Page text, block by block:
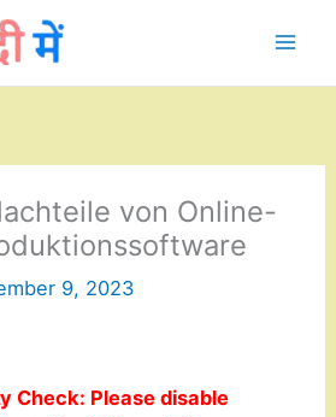
von Online-
9, 2023
Check: Please disable